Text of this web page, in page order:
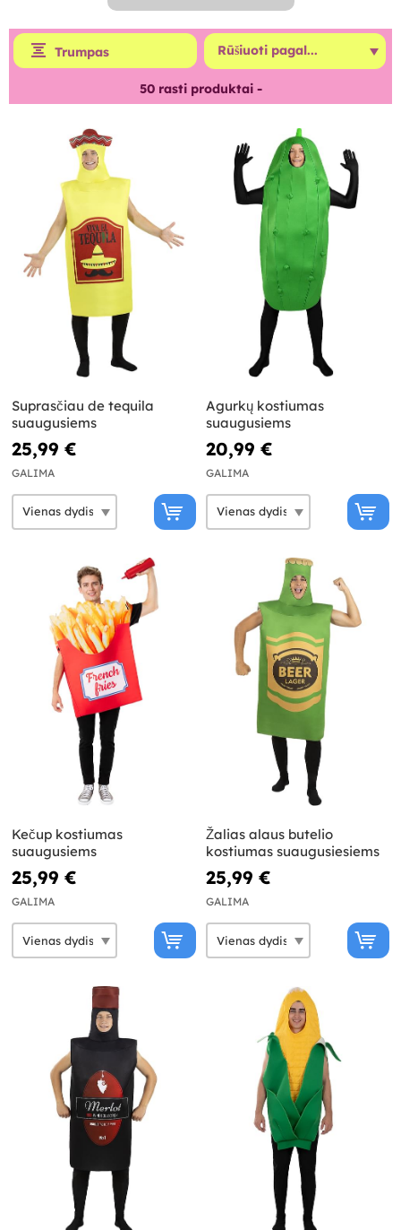
Trumpas
50rasti produktai -
Suprasčiau de tequila
suaugusiems
25,99 €
GALIMA
Agurkų kostiumas
suaugusiems
20,99 €
GALIMA
Kečup kostiumas
suaugusiems
25,99 €
GALIMA
Žalias alaus butelio
kostiumas suaugusiesiems
25,99 €
GALIMA